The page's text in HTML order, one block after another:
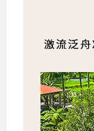
激流泛